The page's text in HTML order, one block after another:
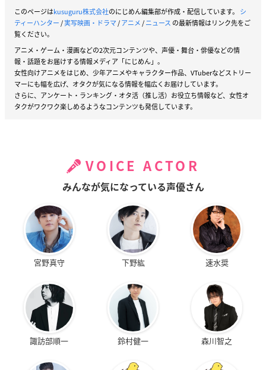
このページはkusuguru株式会社のにじめん編集部が作成・配信しています。 シ
ティーハンター/実写映画・ドラマ/アニメ/ニュース の最新情報はリンク先をご
覧ください。
アニメ・ゲーム・漫画などの2次元コンテンツや、声優・舞台・俳優などの情
報・話題をお届けする情報メディア「にじめん」。
女性向けアニメをはじめ、少年アニメやキャラクター作品、VTuberなどストリー
マーにも幅を広げ、オタクが気になる情報を幅広くお届けしています。
さらに、アンケート・ランキング・オタ活（推し活）お役立ち情報など、女性オ
タクがワクワク楽しめるようなコンテンツも発信しています。
VOICE ACTOR
みんなが気になっている声優さん
宮野真守 下野紘 速水奨
諏訪部順一 鈴村健一 森川智之